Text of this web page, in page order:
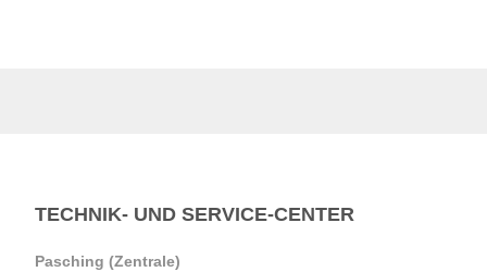
TECHNIK- UND SERVICE-CENTER
Pasching (Zentrale)